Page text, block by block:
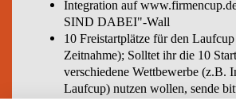
Integration auf
SIND DABEI"-Wall
10 Freistartplätze für den
Zeitnahme); Solltet ihr die 10
verschiedene Wettbewerbe (z.B.
Laufcup) nutzen wollen, sende